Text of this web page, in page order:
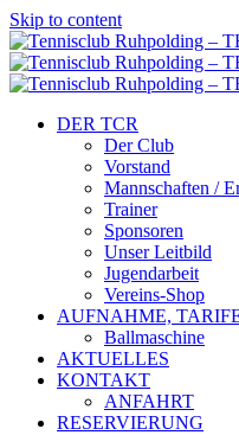
Skip to content
DER TCR
Der Club
Vorstand
Mannschaften /
Trainer
Sponsoren
Unser Leitbild
Jugendarbeit
Vereins-Shop
AUFNAHME,
Ballmaschine
AKTUELLES
KONTAKT
ANFAHRT
RESERVIERUNG